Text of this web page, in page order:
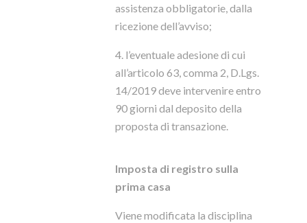
assistenza obbligatorie, dalla
ricezione dell’avviso;
4. l’eventuale adesione di cui
all’articolo 63, comma 2, D.Lgs.
14/2019 deve intervenire entro
90 giorni dal deposito della
proposta di transazione.
Imposta di registro sulla
prima casa
Viene modificata la disciplina